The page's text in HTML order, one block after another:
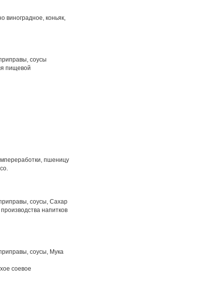
виноградное, коньяк,
соусы
пищевой
пшеницу
соусы, Сахар
напитков
соусы, Мука
соевое